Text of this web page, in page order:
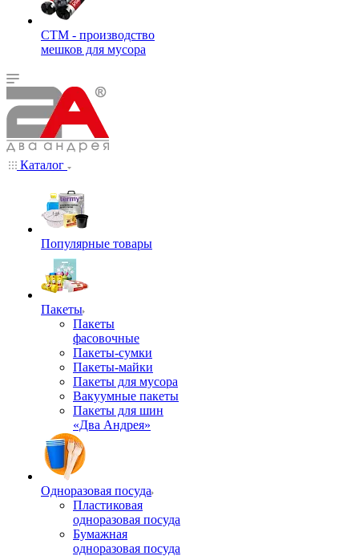
СТМ - производство
мешков для мусора
Каталог
Популярные товары
Пакеты
Пакеты
фасовочные
Пакеты-сумки
Пакеты-майки
Пакеты для мусора
Вакуумные пакеты
Пакеты для шин
«Два Андрея»
Одноразовая посуда
Пластиковая
одноразовая посуда
Бумажная
одноразовая посуда